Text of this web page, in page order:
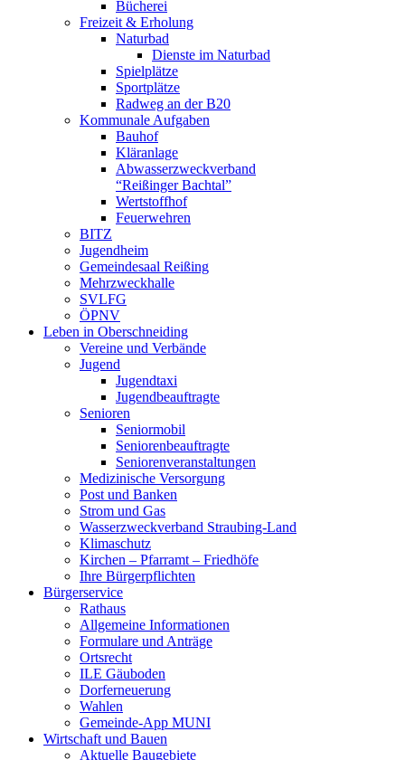
Bücherei
Freizeit & Erholung
Naturbad
Dienste im Naturbad
Spielplätze
Sportplätze
Radweg an der B20
Kommunale Aufgaben
Bauhof
Kläranlage
Abwasserzweckverband
“Reißinger Bachtal”
Wertstoffhof
Feuerwehren
BITZ
Jugendheim
Gemeindesaal Reißing
Mehrzweckhalle
SVLFG
ÖPNV
Leben in Oberschneiding
Vereine und Verbände
Jugend
Jugendtaxi
Jugendbeauftragte
Senioren
Seniormobil
Seniorenbeauftragte
Seniorenveranstaltungen
Medizinische Versorgung
Post und Banken
Strom und Gas
Wasserzweckverband Straubing-Land
Klimaschutz
Kirchen – Pfarramt – Friedhöfe
Ihre Bürgerpflichten
Bürgerservice
Rathaus
Allgemeine Informationen
Formulare und Anträge
Ortsrecht
ILE Gäuboden
Dorferneuerung
Wahlen
Gemeinde-App MUNI
Wirtschaft und Bauen
Aktuelle Baugebiete